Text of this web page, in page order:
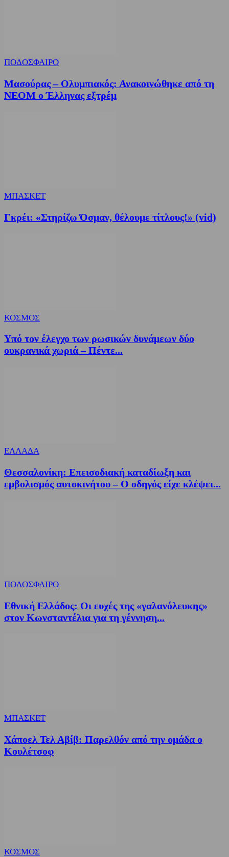
ΠΟΔΟΣΦΑΙΡΟ
Μασούρας – Ολυμπιακός: Ανακοινώθηκε από τη
ΝΕΟΜ ο Έλληνας εξτρέμ
ΜΠΑΣΚΕΤ
Γκρέι: «Στηρίζω Όσμαν, θέλουμε τίτλους!» (vid)
ΚΟΣΜΟΣ
Υπό τον έλεγχο των ρωσικών δυνάμεων δύο
ουκρανικά χωριά – Πέντε...
ΕΛΛΑΔΑ
Θεσσαλονίκη: Επεισοδιακή καταδίωξη και
εμβολισμός αυτοκινήτου – Ο οδηγός είχε κλέψει...
ΠΟΔΟΣΦΑΙΡΟ
Εθνική Ελλάδος: Οι ευχές της «γαλανόλευκης»
στον Κωνσταντέλια για τη γέννηση...
ΜΠΑΣΚΕΤ
Χάποελ Τελ Αβίβ: Παρελθόν από την ομάδα ο
Κουλέτσοφ
ΚΟΣΜΟΣ